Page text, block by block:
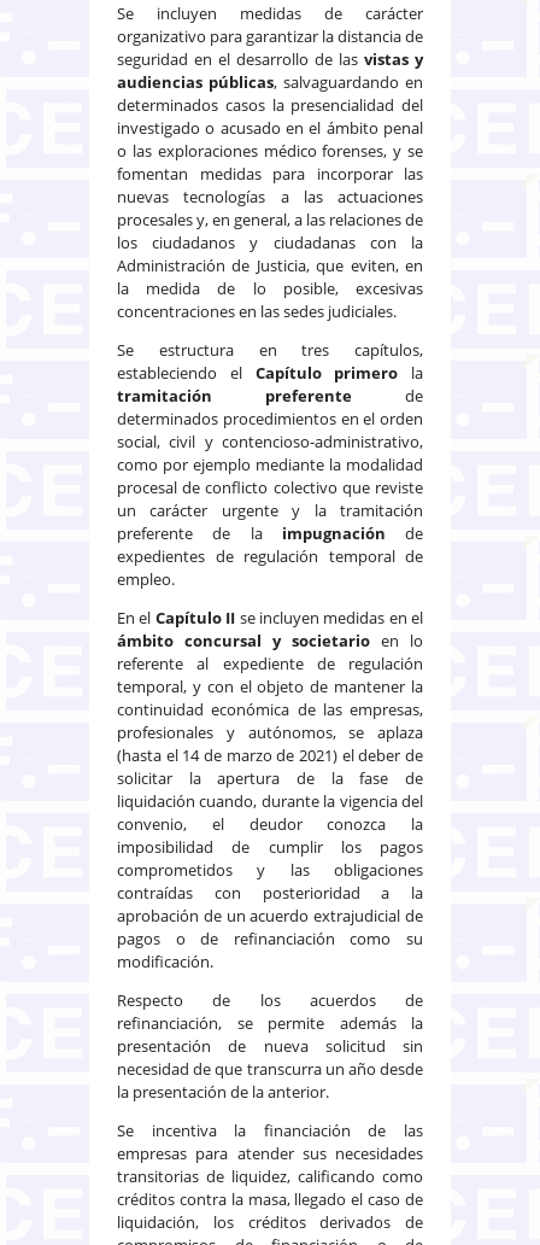
Se incluyen medidas de carácter
organizativo para garantizar la distancia de
seguridad en el desarrollo de las vistas y
audiencias públicas, salvaguardando en
determinados casos la presencialidad del
investigado o acusado en el ámbito penal
o las exploraciones médico forenses, y se
fomentan medidas para incorporar las
nuevas tecnologías a las actuaciones
procesales y, en general, a las relaciones de
los ciudadanos y ciudadanas con la
Administración de Justicia, que eviten, en
la medida de lo posible, excesivas
concentraciones en las sedes judiciales.
Se estructura en tres capítulos,
estableciendo el Capítulo primero la
tramitación preferente de
determinados procedimientos en el orden
social, civil y contencioso-administrativo,
como por ejemplo mediante la modalidad
procesal de conflicto colectivo que reviste
un carácter urgente y la tramitación
preferente de la impugnación de
expedientes de regulación temporal de
empleo.
En el Capítulo II se incluyen medidas en el
ámbito concursal y societario en lo
referente al expediente de regulación
temporal, y con el objeto de mantener la
continuidad económica de las empresas,
profesionales y autónomos, se aplaza
(hasta el 14 de marzo de 2021) el deber de
solicitar la apertura de la fase de
liquidación cuando, durante la vigencia del
convenio, el deudor conozca la
imposibilidad de cumplir los pagos
comprometidos y las obligaciones
contraídas con posterioridad a la
aprobación de un acuerdo extrajudicial de
pagos o de refinanciación como su
modificación.
Respecto de los acuerdos de
refinanciación, se permite además la
presentación de nueva solicitud sin
necesidad de que transcurra un año desde
la presentación de la anterior.
Se incentiva la financiación de las
empresas para atender sus necesidades
transitorias de liquidez, calificando como
créditos contra la masa, llegado el caso de
liquidación, los créditos derivados de